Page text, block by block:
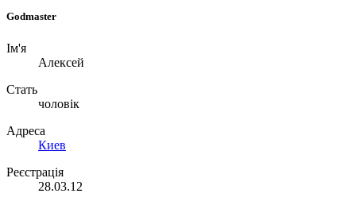
Godmaster
Ім'я
Алексей
Стать
чоловік
Адреса
Киев
Реєстрація
28.03.12